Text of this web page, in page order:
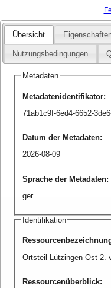
Übersicht
Nutzungsbedingungen
Metadaten
Metadatenidentifikator:
71ab1c9f-6ed4-6652-
Datum der Metadaten:
2026-08-09
Sprache der Metadaten:
ger
Identifikation
Ortsteil Lützingen Ost 2.
Ressourcenüberblick: